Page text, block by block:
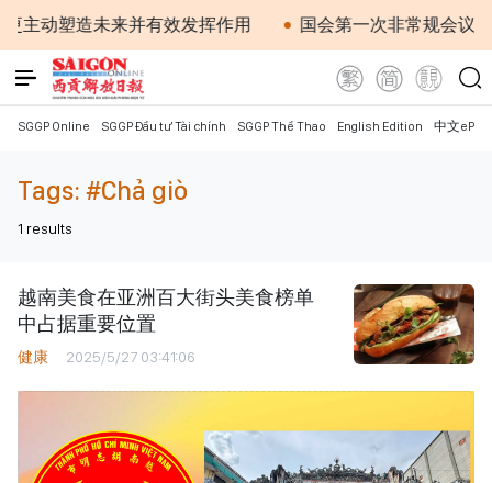
动塑造未来并有效发挥作用 国会第一次非常规会议：
SGGP Online SGGP Đầu tư Tài chính SGGP Thể Thao English Edition 中文
Tags: #Chả giò
1 results
越南美食在亚洲百大街头美食榜单
中占据重要位置
健康 2025/5/27 03:41:06